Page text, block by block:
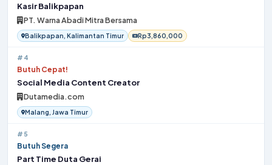
Kasir Balikpapan
PT. Warna Abadi Mitra Bersama
Balikpapan, Kalimantan Timur Rp3,860,000
#4
Butuh Cepat!
Social Media Content Creator
Dutamedia.com
Malang, Jawa Timur
#5
Butuh Segera
Part Time Duta Gerai